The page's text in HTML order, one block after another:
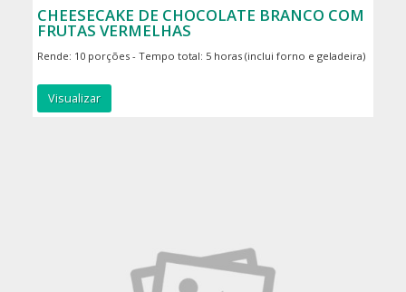
CHEESECAKE DE CHOCOLATE BRANCO COM
FRUTAS VERMELHAS
Rende: 10 porções - Tempo total: 5 horas (inclui forno e geladeira)
Visualizar